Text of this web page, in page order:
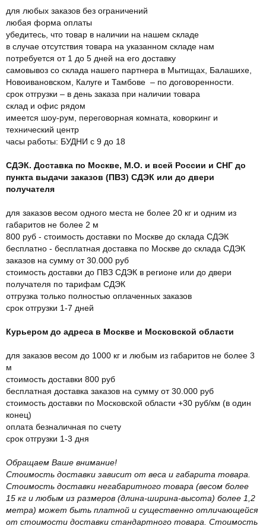
для любых заказов без ограничений
любая форма оплаты
убедитесь, что товар в наличии на нашем складе
в случае отсутствия товара на указанном складе нам
потребуется от 1 до 5 дней на его доставку
самовывоз со склада нашего партнера в Мытищах, Балашихе,
Новоивановском, Калуге и Тамбове – по договоренности.
срок отгрузки – в день заказа при наличии товара
склад и офис рядом
имеется шоу-рум, переговорная комната, коворкинг и
технический центр
часы работы: БУДНИ с 9 до 18
СДЭК. Доставка по Москве, М.О. и всей России и СНГ до
пункта выдачи заказов (ПВЗ) СДЭК или до двери
получателя
для заказов весом одного места не более 20 кг и одним из
габаритов не более 2 м
800 руб - стоимость доставки по Москве до склада СДЭК
бесплатно - бесплатная доставка по Москве до склада СДЭК
заказов на сумму от 30.000 руб
стоимость доставки до ПВЗ СДЭК в регионе или до двери
получателя по тарифам СДЭК
отгрузка только полностью оплаченных заказов
срок отгрузки 1-7 дней
Курьером до адреса в Москве и Московской области
для заказов весом до 1000 кг и любым из габаритов не более 3
м
стоимость доставки 800 руб
бесплатная доставка заказов на сумму от 30.000 руб
стоимость доставки по Московской области +30 руб/км (в один
конец)
оплата безналичная по счету
срок отгрузки 1-3 дня
Обращаем Ваше внимание!
Стоимость доставки зависит от веса и габарита товара.
Стоимость доставки негабаритного товара (весом более
15 кг и любым из размеров (длина-ширина-высота) более 1,2
метра) может быть платной и существенно отличающейся
от стоимости доставки стандартного товара. Стоимость